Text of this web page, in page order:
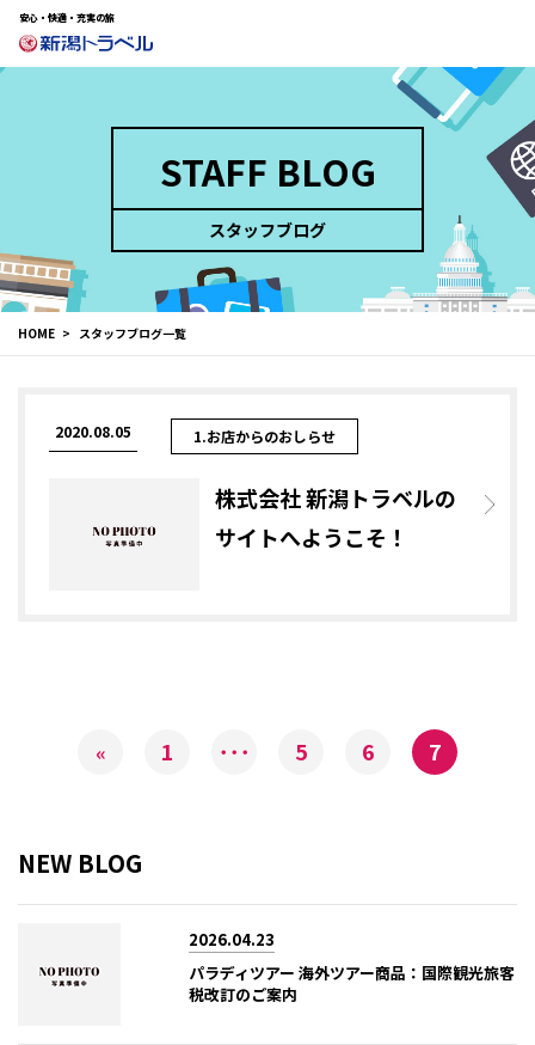
安心・快適・充実の旅
STAFF BLOG
スタッフブログ
HOME スタッフブログ一覧
2020.08.05 1.お店からのおしらせ
株式会社 新潟トラベルの
サイトへようこそ！
« 1 ･･･ 5 6 7
NEW BLOG
2026.04.23
パラディツアー 海外ツアー商品：国際観光旅客
税改訂のご案内